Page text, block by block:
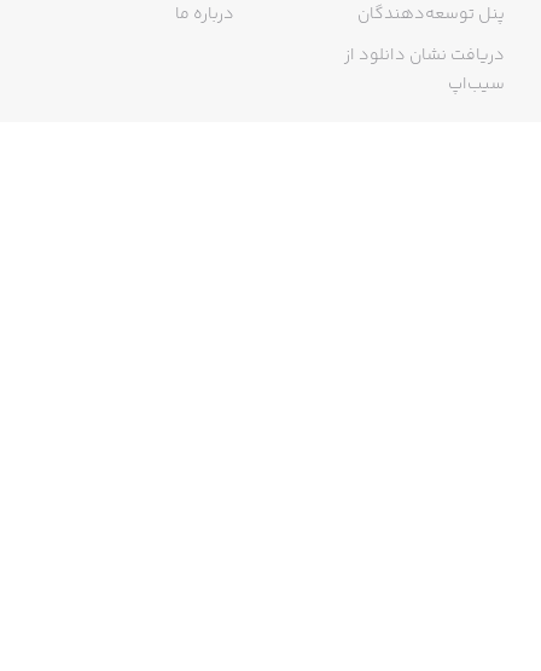
‏• افرادی که ترجیح می‌دهند معامله‌ها را سریع و بدون واسطه
انجام دهند
پنل توسعه‌دهندگان
دریافت نشان دانلود از
سیب‌اپ
درباره ما